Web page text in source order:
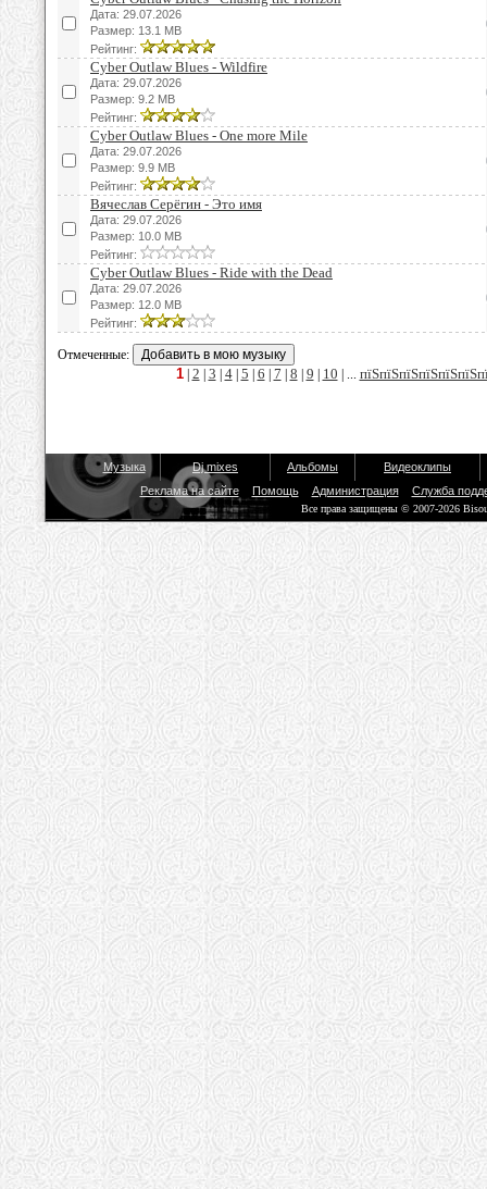
Дата: 29.07.2026
Размер: 13.1 MB
Рейтинг:
Cyber Outlaw Blues - Wildfire
Дата: 29.07.2026
Размер: 9.2 MB
Рейтинг:
Cyber Outlaw Blues - One more Mile
Дата: 29.07.2026
Размер: 9.9 MB
Рейтинг:
Вячеслав Серёгин - Это имя
Дата: 29.07.2026
Размер: 10.0 MB
Рейтинг:
Cyber Outlaw Blues - Ride with the Dead
Дата: 29.07.2026
Размер: 12.0 MB
Рейтинг:
Отмеченные:
1| 2 3 4| 5 6 7 8 9 10 | ...
Музыка Dj mixes Альбомы
Видеоклипы
Реклама на сайте
Помощь Администрация Служба
Все права защищены © 2007-2026